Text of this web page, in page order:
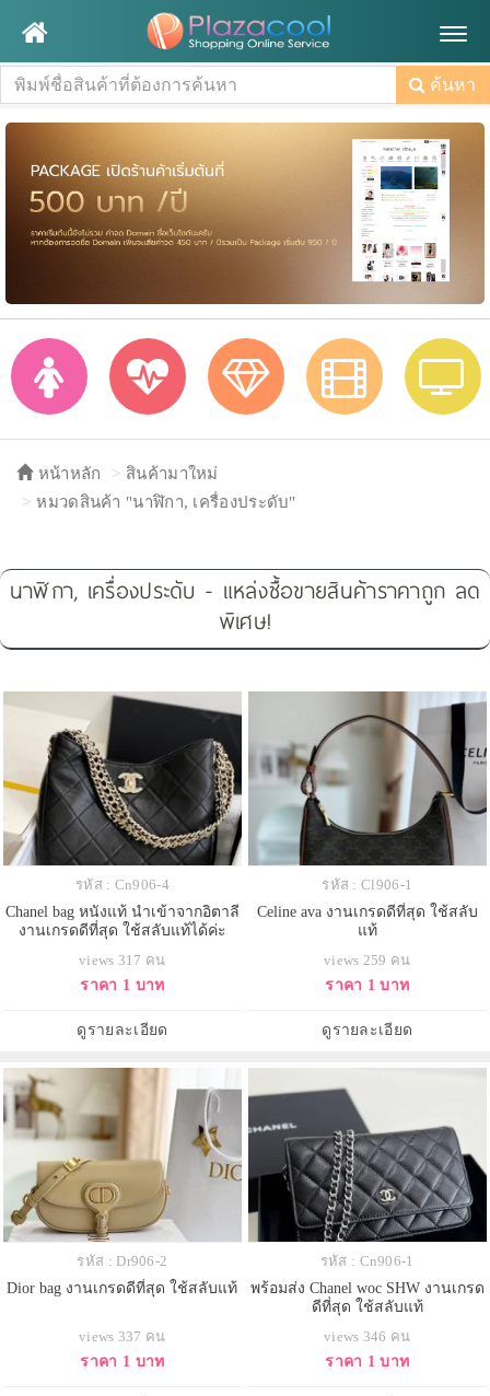
ค้นหา
หน้าหลัก
สินค้ามาใหม่
หมวดสินค้า "นาฬิกา, เครื่องประดับ"
นาฬิกา, เครื่องประดับ - แหล่งซื้อขายสินค้าราคาถูก ลด
พิเศษ!
รหัส : Cn906-4
Chanel bag หนังแท้ นำเข้าจากอิตาลี
งานเกรดดีที่สุด ใช้สลับแท้ได้ค่ะ
views 317 คน
ราคา 1 บาท
ดูรายละเอียด
รหัส : Cl906-1
Celine ava งานเกรดดีที่สุด ใช้สลับ
แท้
views 259 คน
ราคา 1 บาท
ดูรายละเอียด
รหัส : Dr906-2
Dior bag งานเกรดดีที่สุด ใช้สลับแท้
views 337 คน
ราคา 1 บาท
รหัส : Cn906-1
พร้อมส่ง Chanel woc SHW งานเกรด
ดีที่สุด ใช้สลับแท้
views 346 คน
ราคา 1 บาท